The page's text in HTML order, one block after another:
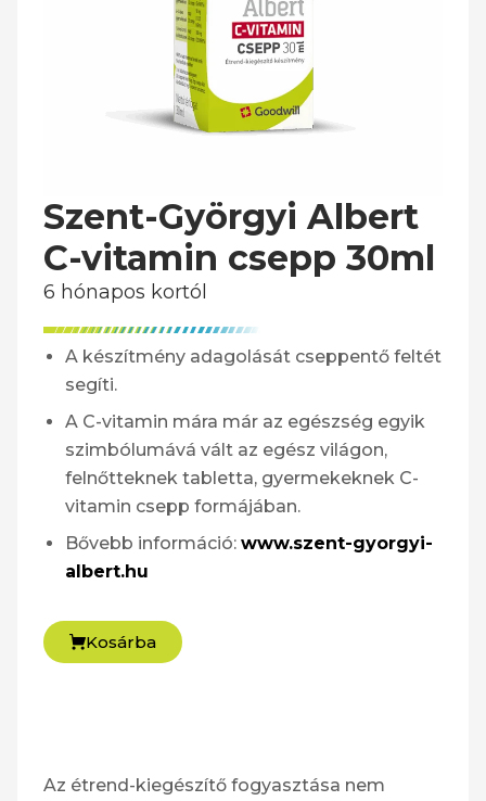
Szent-Györgyi Albert
C-vitamin csepp 30ml
6 hónapos kortól
A készítmény adagolását cseppentő feltét
segíti.
A C-vitamin mára már az egészség egyik
szimbólumává vált az egész világon,
felnőtteknek tabletta, gyermekeknek C-
vitamin csepp formájában.
Bővebb információ: www.szent-gyorgyi-
albert.hu
Kosárba
Az étrend-kiegészítő fogyasztása nem